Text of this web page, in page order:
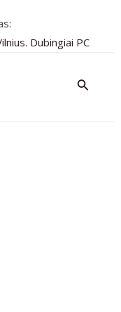
Dubingiai PC
Paieška